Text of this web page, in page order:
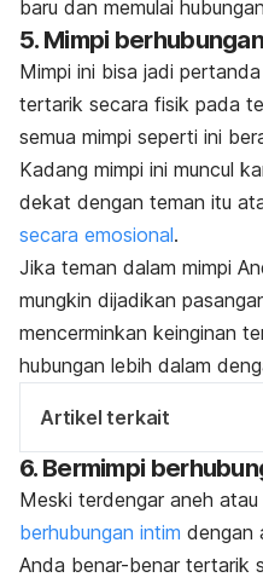
baru dan memulai
5. Mimpi
Mimpi ini bisa jadi
tertarik secara fisik pada
semua mimpi seperti ini
Kadang mimpi ini muncul
dekat dengan teman itu
secara emosional.
Jika teman dalam mimpi
mungkin dijadikan
mencerminkan keinginan
hubungan lebih dalam
Artikel terkait
6. Bermimpi
Meski terdengar aneh atau
berhubungan intim dengan
Anda benar-benar tertarik